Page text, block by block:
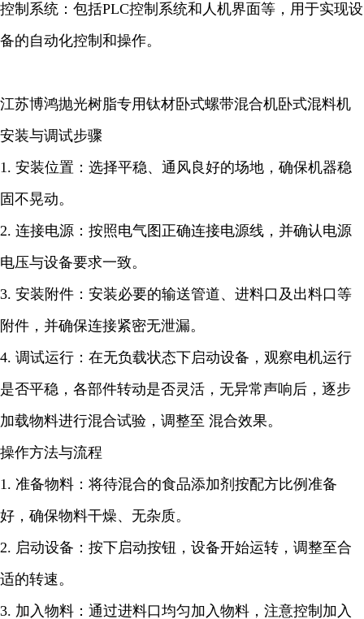
控制系统：包括PLC控制系统和人机界面等，用于实现设
备的自动化控制和操作。
江苏博鸿抛光树脂专用钛材卧式螺带混合机卧式混料机
安装与调试步骤
1. 安装位置：选择平稳、通风良好的场地，确保机器稳
固不晃动。
2. 连接电源：按照电气图正确连接电源线，并确认电源
电压与设备要求一致。
3. 安装附件：安装必要的输送管道、进料口及出料口等
附件，并确保连接紧密无泄漏。
4. 调试运行：在无负载状态下启动设备，观察电机运行
是否平稳，各部件转动是否灵活，无异常声响后，逐步
加载物料进行混合试验，调整至 混合效果。
操作方法与流程
1. 准备物料：将待混合的食品添加剂按配方比例准备
好，确保物料干燥、无杂质。
2. 启动设备：按下启动按钮，设备开始运转，调整至合
适的转速。
3. 加入物料：通过进料口均匀加入物料，注意控制加入